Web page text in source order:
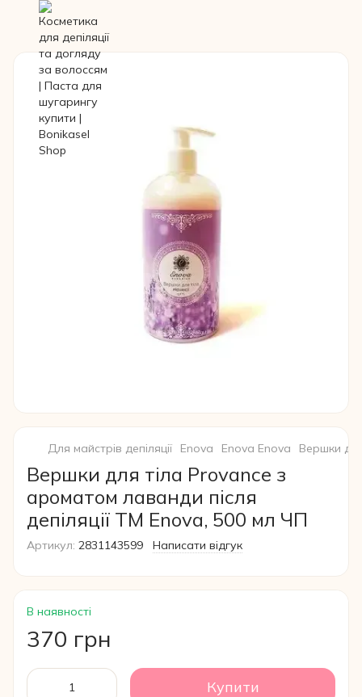
Для майстрів депіляції Enova Enova Enova Вершки
Вершки для тіла Provance з
ароматом лаванди після
депіляції TM Enova, 500 мл ЧП
Артикул: 2831143599 Написати відгук
В наявності
370 грн
Купити